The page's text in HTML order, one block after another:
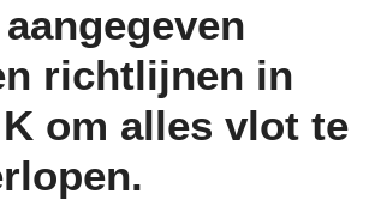
richtlijnen in
om alles vlot te